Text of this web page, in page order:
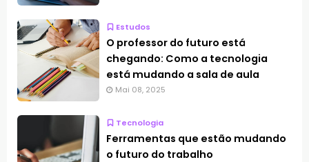
Estudos
O professor do futuro está
chegando: Como a tecnologia
está mudando a sala de aula
Mai 08, 2025
Tecnologia
Ferramentas que estão mudando
o futuro do trabalho